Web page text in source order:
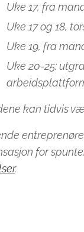
Uke 17, fra
Uke 17 og 18,
Uke 19, fra
Uke 20-25:
kan tidvis
for
.